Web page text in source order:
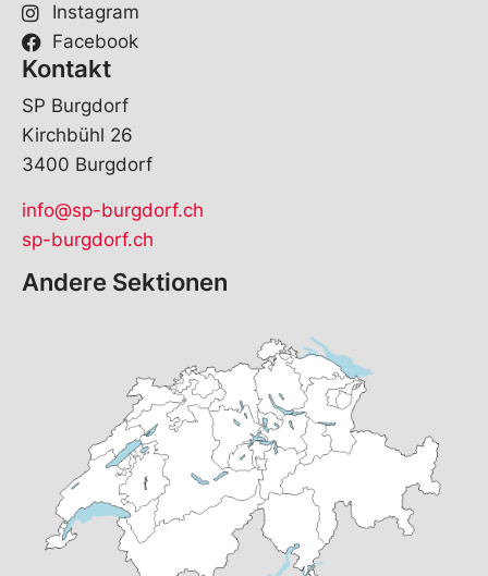
Instagram
Facebook
Kontakt
SP Burgdorf
Kirchbühl 26
3400 Burgdorf
info@sp-burgdorf.ch
sp-burgdorf.ch
Andere Sektionen